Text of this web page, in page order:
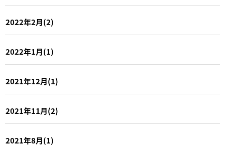
2022年2月(2)
2022年1月(1)
2021年12月(1)
2021年11月(2)
2021年8月(1)